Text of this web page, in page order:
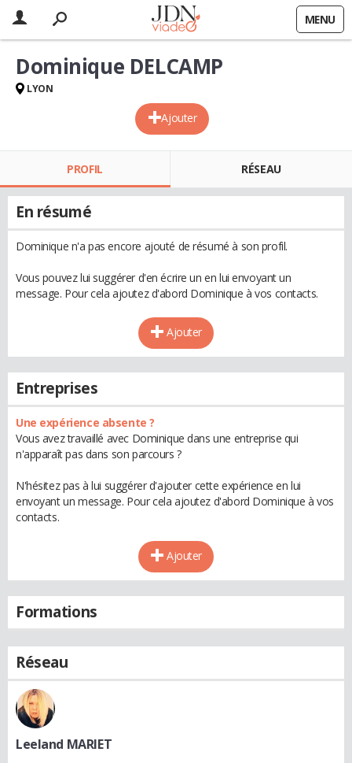
MENU
Ajouter
Dominique DELCAMP
LYON
PROFIL RÉSEAU
En résumé
Dominique n'a pas encore ajouté de résumé à son profil.
Vous pouvez lui suggérer d'en écrire un en lui envoyant un
message. Pour cela ajoutez d'abord Dominique à vos contacts.
Ajouter
Entreprises
Une expérience absente ?
Vous avez travaillé avec Dominique dans une entreprise qui
n'apparaît pas dans son parcours ?
N'hésitez pas à lui suggérer d'ajouter cette expérience en lui
envoyant un message. Pour cela ajoutez d'abord Dominique à vos
contacts.
Ajouter
Formations
Réseau
Leeland MARIET